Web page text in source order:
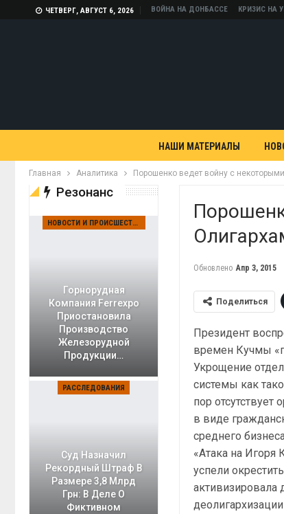
ЧЕТВЕРГ, АВГУСТ 6, 2026 ВОЙНА НА ДОНБАССЕ КРИЗИС НА
НАШИ МАТЕРИАЛЫ
Главная Аналитика Порошенко ведет войну с
Обновлено Апр 3, 2015
Поделиться
Президент
времен Кучмы
Укрощение
системы как
пор отсутствует
в виде
среднего
«Атака на Игоря
успели
активизировала
Резонанс
НОВОСТИ И ПРОИСШЕСТВИЯ
Горнорудная
Компания Ferrexpo
Приостановила
Производство
Железорудной
Продукции…
РАССЛЕДОВАНИЯ
Суд Назначил
Рекордный Штраф В
Размере 3,8 Млрд
Грн: В Деле О
Фиктивном